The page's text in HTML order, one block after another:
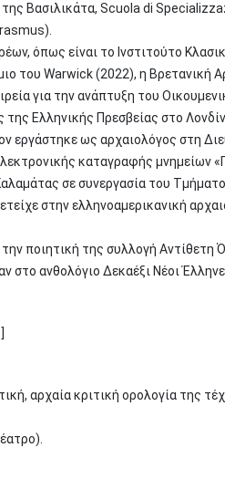
Bασιλικάτα, Scuola di
όπως είναι το Ινστιτούτο
του Warwick (2022), η Βρετανική
για την ανάπτυξη του
Ελληνικής Πρεσβείας στο
εργάστηκε ως αρχαιολόγος στη
καταγραφής μνημείων
σε συνεργασία του
στην ελληνοαμερικανική
ποιητική της συλλογή Αντίθετη
στο ανθολόγιο Δεκαέξι Νέοι
αρχαία κριτική ορολογία της